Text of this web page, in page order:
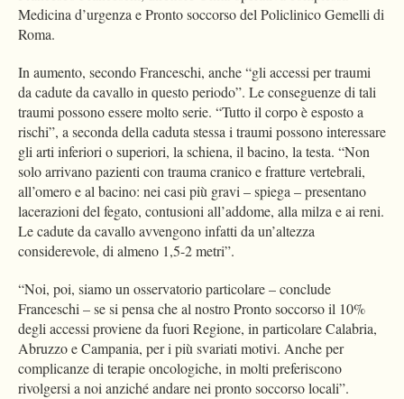
Medicina d’urgenza e Pronto soccorso del Policlinico Gemelli di
Roma.
In aumento, secondo Franceschi, anche “gli accessi per traumi
da cadute da cavallo in questo periodo”. Le conseguenze di tali
traumi possono essere molto serie. “Tutto il corpo è esposto a
rischi”, a seconda della caduta stessa i traumi possono interessare
gli arti inferiori o superiori, la schiena, il bacino, la testa. “Non
solo arrivano pazienti con trauma cranico e fratture vertebrali,
all’omero e al bacino: nei casi più gravi – spiega – presentano
lacerazioni del fegato, contusioni all’addome, alla milza e ai reni.
Le cadute da cavallo avvengono infatti da un’altezza
considerevole, di almeno 1,5-2 metri”.
“Noi, poi, siamo un osservatorio particolare – conclude
Franceschi – se si pensa che al nostro Pronto soccorso il 10%
degli accessi proviene da fuori Regione, in particolare Calabria,
Abruzzo e Campania, per i più svariati motivi. Anche per
complicanze di terapie oncologiche, in molti preferiscono
rivolgersi a noi anziché andare nei pronto soccorso locali”.